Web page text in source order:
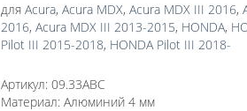
для Acura, Acura MDX, Acura MDX III 2016,
2016, Acura MDX III 2013-2015, HONDA,
Pilot III 2015-2018, HONDA Pilot III 2018-
Артикул: 09.33ABC
Материал: Алюминий 4 мм